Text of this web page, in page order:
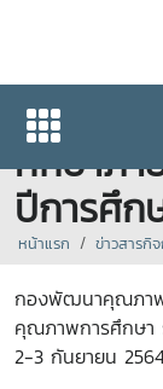
โครงกา
ศึกษาภา
ปีการศึก
หน้าแรก ข่าวสารกิ
กองพัฒนาคุณภาพ
คุณภาพการศึกษา
2-3 กันยายน